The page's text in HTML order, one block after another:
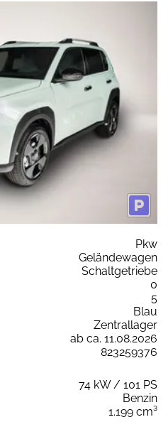
Pkw
Geländewagen
Schaltgetriebe
0
5
Blau
Zentrallager
ab ca. 11.08.2026
823259376
74 kW / 101 PS
Benzin
1.199 cm³